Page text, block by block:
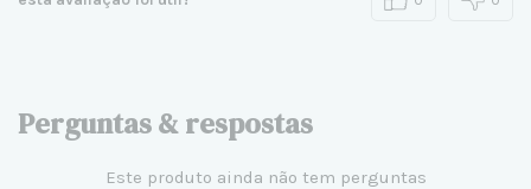
Perguntas & respostas
Este produto ainda não tem perguntas